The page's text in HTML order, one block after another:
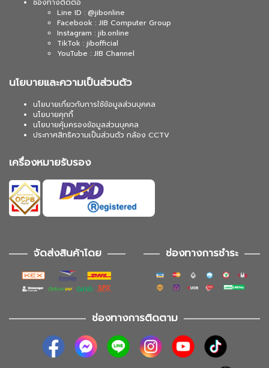
ช่องทางติดต่อ
Line ID : @jibonline
Facebook : JIB Computer Group
Instagram : jib.online
TikTok : jibofficial
YouTube : JIB Channel
นโยบายและความเป็นส่วนตัว
นโยบายเกี่ยวกับการใช้ข้อมูลส่วนบุคคล
นโยบายคุกกี้
นโยบายคุ้มครองข้อมูลส่วนบุคคล
ประกาศสิทธิความเป็นส่วนตัว กล้อง CCTV
เครื่องหมายรับรอง
จัดส่งสินค้าโดย ช่องทางการชำระ
ช่องทางการติดตาม